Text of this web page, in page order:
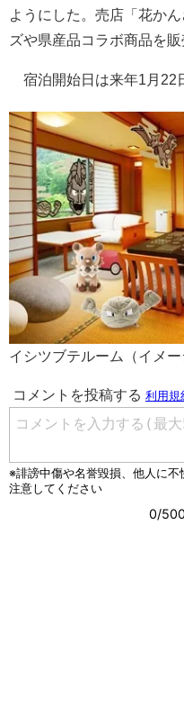
ようにした。売店「花か
ズや県産品コラボ商品を販
宿泊開始日は来年1月22
イシツブテルーム（イメー